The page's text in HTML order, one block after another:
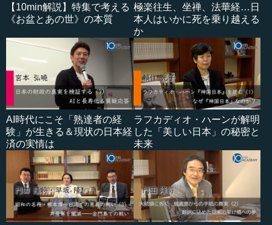
【10min解説】特集で考える
《お盆とあの世》の本質
極楽往生、坐禅、法華経…日
本人はいかに死を乗り越える
か
AI時代にこそ「熟達者の経
験」が生きる＆現状の日本経
済の実情は
ラフカディオ・ハーンが解明
した「美しい日本」の秘密と
未来